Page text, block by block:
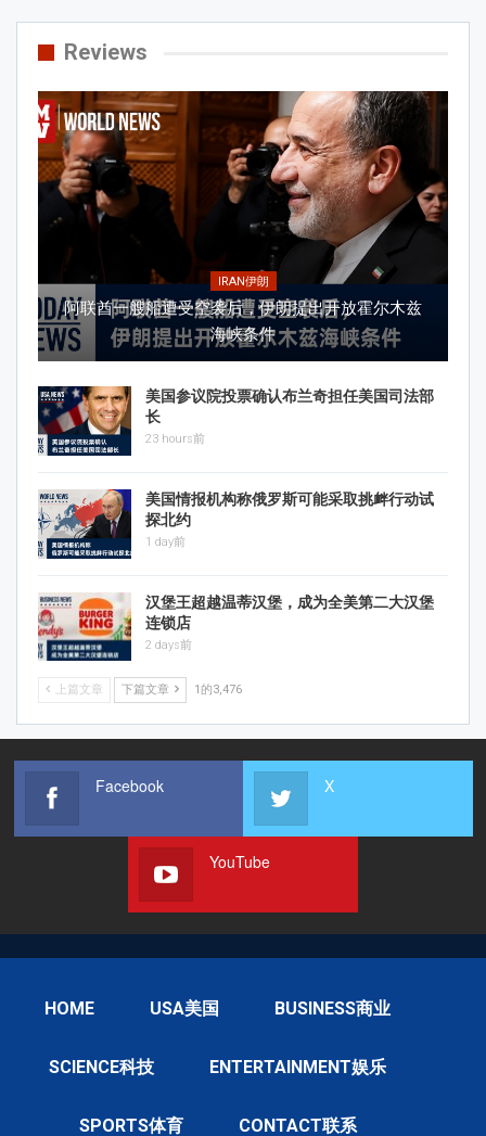
Reviews
IRAN伊朗
阿联酋一艘船遭受空袭后，伊朗提出开放霍尔木兹
海峡条件
美国参议院投票确认布兰奇担任美国司法部
长
23 hours前
美国情报机构称俄罗斯可能采取挑衅行动试
探北约
1 day前
汉堡王超越温蒂汉堡，成为全美第二大汉堡
连锁店
2 days前
上篇文章 下篇文章 1的3,476
Facebook X
YouTube
HOME USA美国 BUSINESS商业
SCIENCE科技 ENTERTAINMENT娱乐
SPORTS体育 CONTACT联系